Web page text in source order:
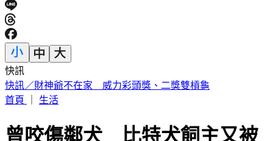
快訊
中國出入境新規將上路 陸委會曝「這類人」最危險
首頁
生活
曾咬傷鄰犬 比特犬飼主又被